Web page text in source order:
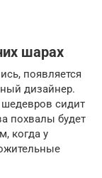
шарах
появляется
дизайнер.
шедевров сидит
похвалы будет
когда у